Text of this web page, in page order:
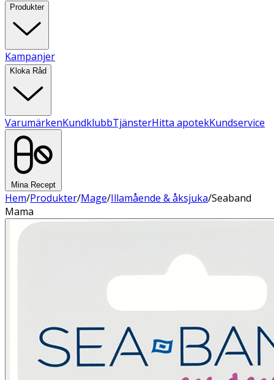
Produkter
Kampanjer
Kloka Råd
VarumärkenKundklubbTjänsterHitta apotekKundservice
Mina Recept
Hem/Produkter/Mage/Illamående & åksjuka/Seaband
Mama